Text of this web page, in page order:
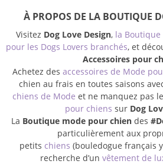
À PROPOS DE LA BOUTIQUE
Visitez Dog Love Design, la Boutique
pour les Dogs Lovers branchés, et
Accessoires pour
Achetez des accessoires de Mode
chien au frais en toutes saisons
chiens de Mode et ne manquez pas
pour chiens sur Dog
La Boutique mode pour chien des
particulièrement aux
petits chiens (bouledogue français
recherche d’un vêtement de